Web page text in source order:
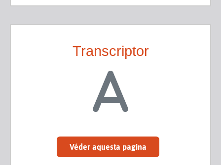
Transcriptor
Véder aquesta pagina